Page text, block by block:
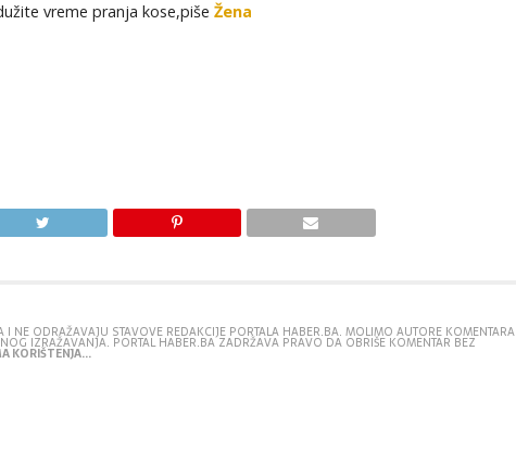
vreme pranja kose,piše Žena
NE ODRAŽAVAJU STAVOVE REDAKCIJE PORTALA HABER.BA. MOLIMO AUTORE KOMENTARA
IZRAŽAVANJA. PORTAL HABER.BA ZADRŽAVA PRAVO DA OBRIŠE KOMENTAR BEZ
KORIŠTENJA...